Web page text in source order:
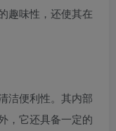
趣味性，还使其在
洁便利性。其内部
，它还具备一定的